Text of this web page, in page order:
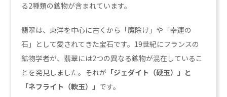
る2種類の鉱物が含まれています。
翡翠は、東洋を中心に古くから「魔除け」や「幸運の
石」として愛されてきた宝石です。19世紀にフランスの
鉱物学者が、翡翠には2つの異なる鉱物が混在しているこ
とを発見しました。それが 「ジェダイト（硬玉）」と
「ネフライト（軟玉）」 です。